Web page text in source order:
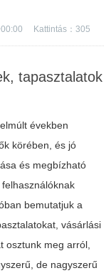
Kattintás： 305
tapasztalatok
években
körében, és jó
és megbízható
bemutatjuk a
vásárlási
osztunk meg arról,
de nagyszerű